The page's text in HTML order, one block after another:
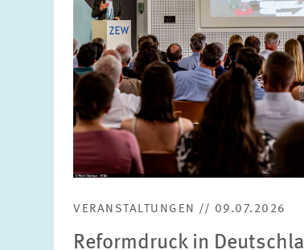
VERANSTALTUNGEN // 09.07.2026
Reformdruck in